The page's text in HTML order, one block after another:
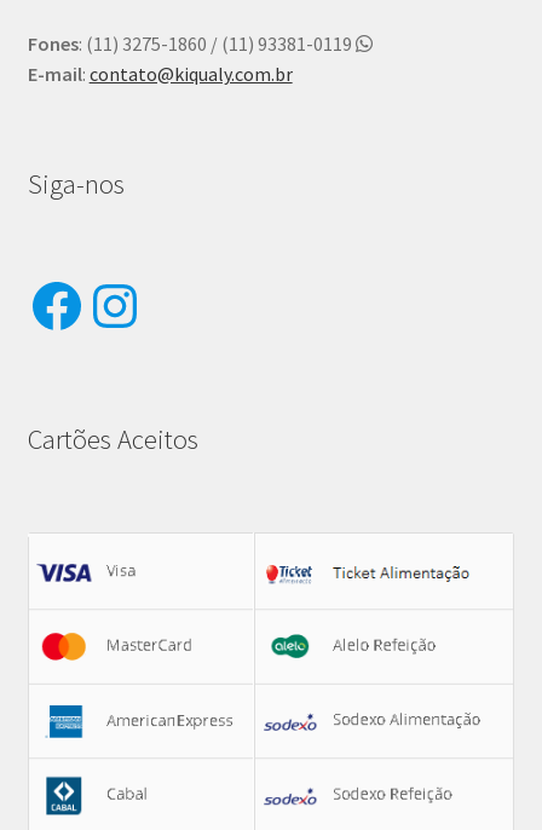
Fones: (11) 3275-1860 / (11) 93381-0119
E-mail: contato@kiqualy.com.br
Siga-nos
Facebook
Instagram
Cartões Aceitos